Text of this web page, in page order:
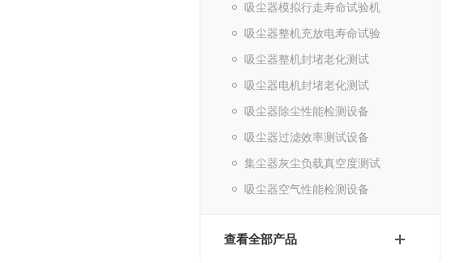
吸尘器模拟行走寿命试验机
吸尘器整机充放电寿命试验
吸尘器整机封堵老化测试
吸尘器电机封堵老化测试
吸尘器除尘性能检测设备
吸尘器过滤效率测试设备
集尘器灰尘负载真空度测试
吸尘器空气性能检测设备
查看全部产品